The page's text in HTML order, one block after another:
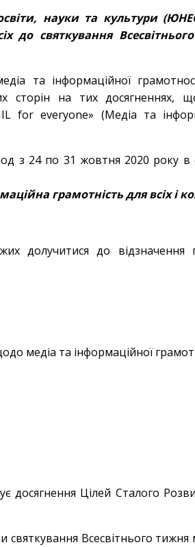
науки та культури
до святкування
та інформаційної
сторін на тих досягненнях,
for everyone» (Медіа та
з 24 по 31 жовтня 2020 року в
грамотність для всіх і
долучитися до відзначення
медіа та інформаційної
досягнення Цілей Сталого
Всесвітнього тижня